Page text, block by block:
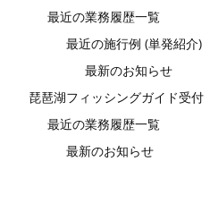
最近の業務履歴一覧
最近の施行例 (単発紹介)
最新のお知らせ
琵琶湖フィッシングガイド受付
最近の業務履歴一覧
最新のお知らせ